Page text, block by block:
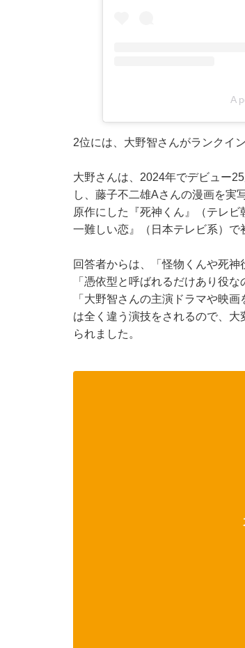
A
2位には、大野智さんがランクイン
大野さんは、2024年でデビュー
し、藤子不二雄Aさんの漫画を実
原作にした『死神くん』（テレ
一難しい恋』（日本テレビ系）で
回答者からは、「怪物くんや死神
「憑依型と呼ばれるだけあり役
「大野智さんの主演ドラマや映
は全く違う演技をされるので、
られました。